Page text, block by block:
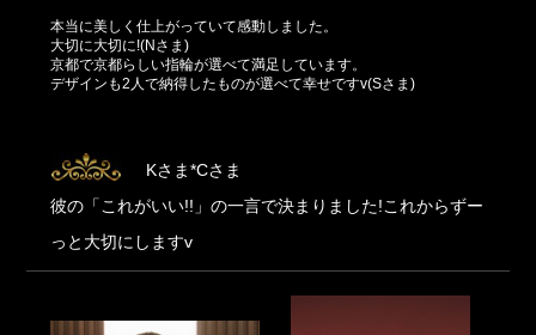
本当に美しく仕上がっていて感動しました。
大切に大切に!(Nさま)
京都で京都らしい指輪が選べて満足しています。
デザインも2人で納得したものが選べて幸せですv(Sさま)
Kさま*Cさま
彼の「これがいい!!」の一言で決まりました!これからずー
っと大切にしますv